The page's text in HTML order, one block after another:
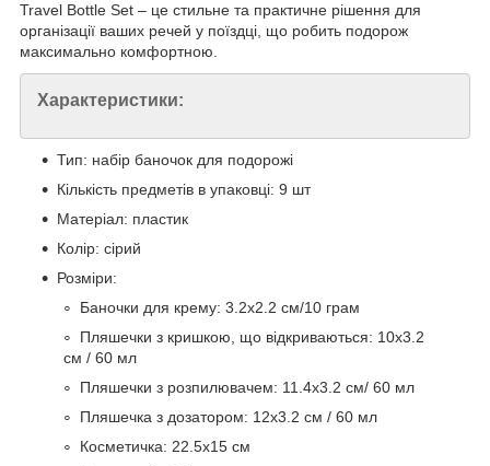
Travel Bottle Set – це стильне та практичне рішення для
організації ваших речей у поїздці, що робить подорож
максимально комфортною.
Характеристики:
Тип: набір баночок для подорожі
Кількість предметів в упаковці: 9 шт
Матеріал: пластик
Колір: сірий
Розміри:
Баночки для крему: 3.2х2.2 см/10 грам
Пляшечки з кришкою, що відкриваються: 10х3.2
см / 60 мл
Пляшечки з розпилювачем: 11.4х3.2 см/ 60 мл
Пляшечка з дозатором: 12х3.2 см / 60 мл
Косметичка: 22.5х15 см